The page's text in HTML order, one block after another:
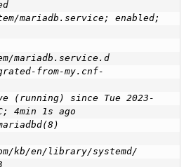
mariadb.service; enabled;
mariadb.service.d
4min 1s ago
kb/en/library/systemd/